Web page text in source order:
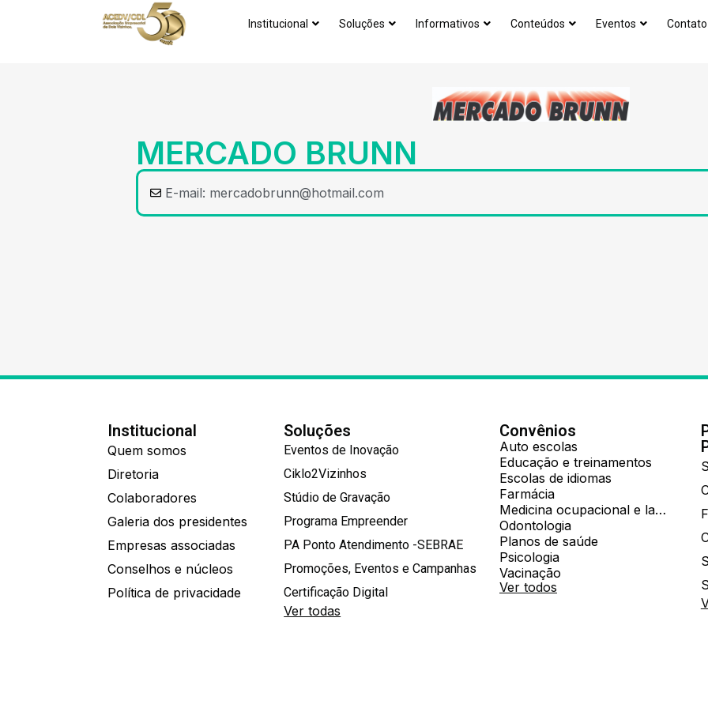
Institucional Soluções Informativos Conteúdos Eventos Contato
MERCADO BRUNN
E-mail: mercadobrunn@hotmail.com
Institucional
Quem somos
Diretoria
Colaboradores
Galeria dos presidentes
Empresas associadas
Conselhos e núcleos
Política de privacidade
Soluções
Eventos de Inovação
Ciklo2Vizinhos
Stúdio de Gravação
Programa Empreender
PA Ponto Atendimento -SEBRAE
Promoções, Eventos e Campanhas
Certificação Digital
Ver todas
Convênios
Auto escolas
Educação e treinamentos
Escolas de idiomas
Farmácia
Medicina ocupacional e laboratorial
Odontologia
Planos de saúde
Psicologia
Vacinação
Ver todos